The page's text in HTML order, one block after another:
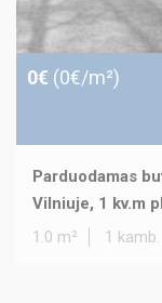
0€ (0€/m²)
Parduodamas
Vilniuje, 1 kv.m
1.0 m²
1 kamb.